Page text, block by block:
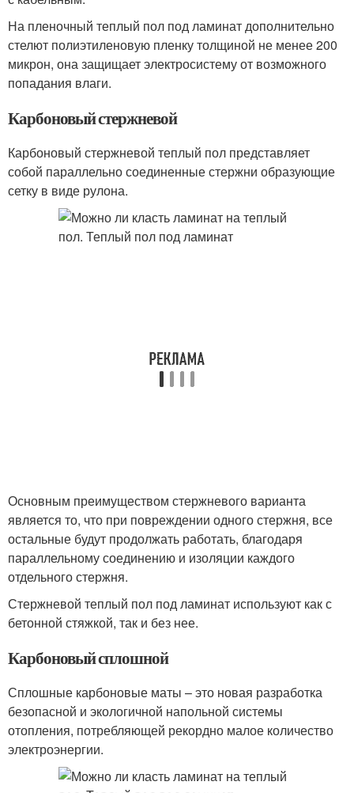
На пленочный теплый пол под ламинат дополнительно
стелют полиэтиленовую пленку толщиной не менее 200
микрон, она защищает электросистему от возможного
попадания влаги.
Карбоновый стержневой
Карбоновый стержневой теплый пол представляет
собой параллельно соединенные стержни образующие
сетку в виде рулона.
Основным преимуществом стержневого варианта
является то, что при повреждении одного стержня, все
остальные будут продолжать работать, благодаря
параллельному соединению и изоляции каждого
отдельного стержня.
Стержневой теплый пол под ламинат используют как с
бетонной стяжкой, так и без нее.
Карбоновый сплошной
Сплошные карбоновые маты – это новая разработка
безопасной и экологичной напольной системы
отопления, потребляющей рекордно малое количество
электроэнергии.